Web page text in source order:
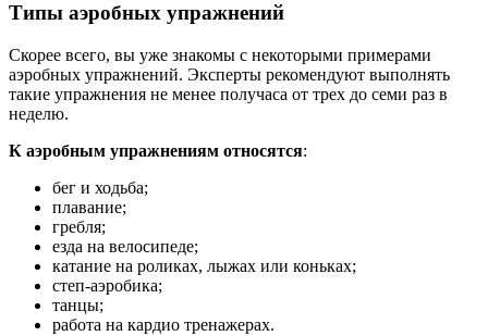
Типы аэробных упражнений
Скорее всего, вы уже знакомы с некоторыми примерами
аэробных упражнений. Эксперты рекомендуют выполнять
такие упражнения не менее получаса от трех до семи раз в
неделю.
К аэробным упражнениям относятся:
бег и ходьба;
плавание;
гребля;
езда на велосипеде;
катание на роликах, лыжах или коньках;
степ-аэробика;
танцы;
работа на кардио тренажерах.